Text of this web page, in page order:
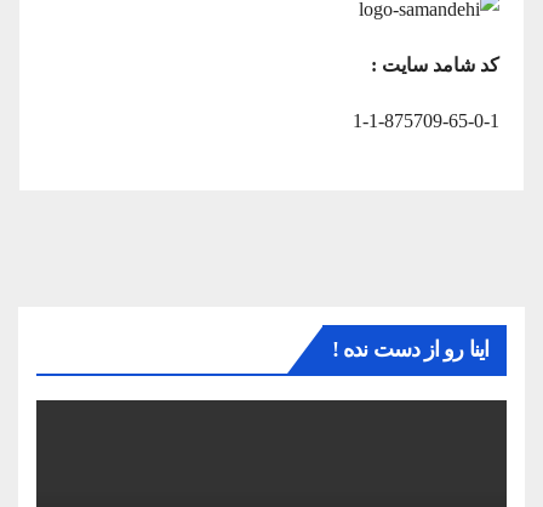
کد شامد سایت :
1-1-875709-65-0-1
اینا رو از دست نده !